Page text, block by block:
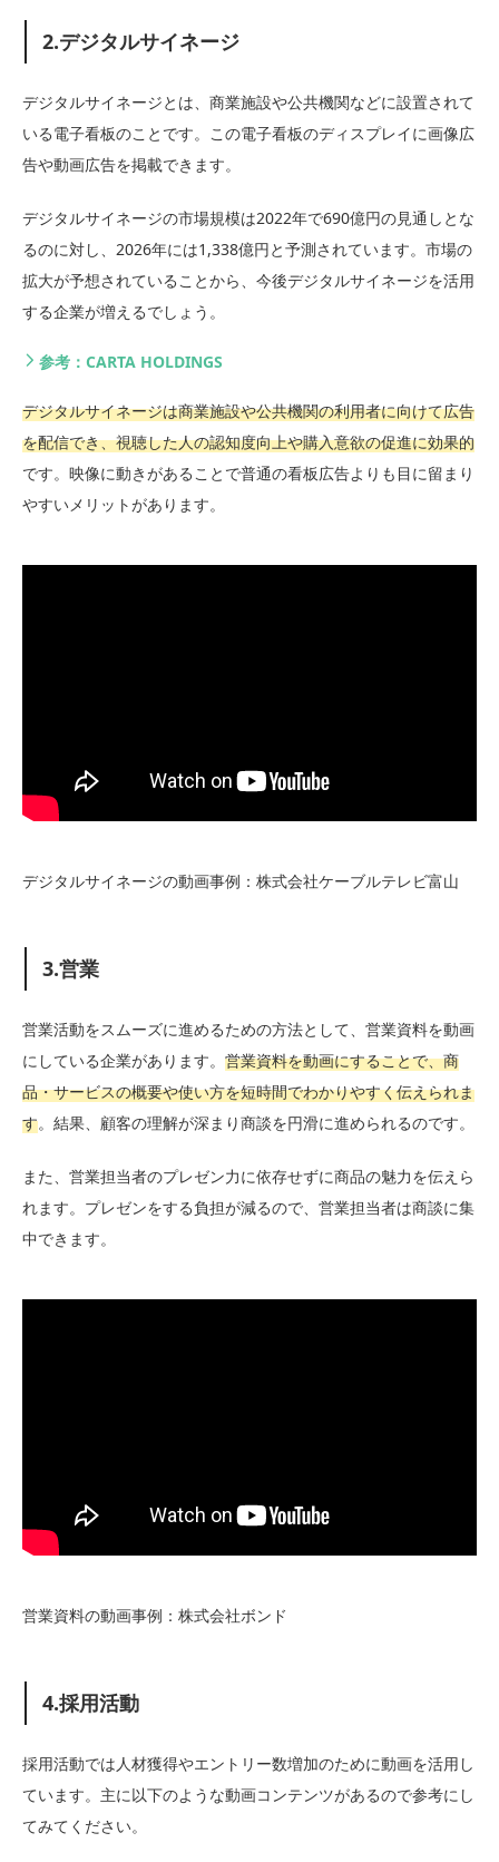
2.デジタルサイネージ
デジタルサイネージとは、商業施設や公共機関などに設置されて
いる電子看板のことです。この電子看板のディスプレイに画像広
告や動画広告を掲載できます。
デジタルサイネージの市場規模は2022年で690億円の見通しとな
るのに対し、2026年には1,338億円と予測されています。市場の
拡大が予想されていることから、今後デジタルサイネージを活用
する企業が増えるでしょう。
参考：CARTA HOLDINGS
デジタルサイネージは商業施設や公共機関の利用者に向けて広告
を配信でき、視聴した人の認知度向上や購入意欲の促進に効果的
です。映像に動きがあることで普通の看板広告よりも目に留まり
やすいメリットがあります。
デジタルサイネージの動画事例：株式会社ケーブルテレビ富山
3.営業
営業活動をスムーズに進めるための方法として、営業資料を動画
にしている企業があります。 営業資料を動画にすることで、商
品・サービスの概要や使い方を短時間でわかりやすく伝えられま
す。結果、顧客の理解が深まり商談を円滑に進められるのです。
また、営業担当者のプレゼン力に依存せずに商品の魅力を伝えら
れます。プレゼンをする負担が減るので、営業担当者は商談に集
中できます。
営業資料の動画事例：株式会社ボンド
4.採用活動
採用活動では人材獲得やエントリー数増加のために動画を活用し
ています。主に以下のような動画コンテンツがあるので参考にし
てみてください。